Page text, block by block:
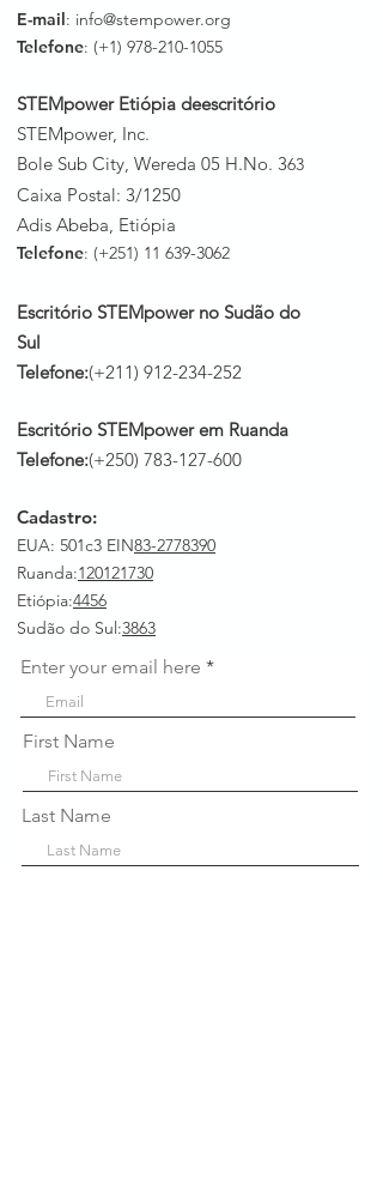
E-mail: info@stempower.org
Telefone: (+1) 978-210-1055
STEMpower Etiópia deescritório
STEMpower, Inc.
Bole Sub City, Wereda 05 H.No. 363
Caixa Postal: 3/1250
Adis Abeba, Etiópia
Telefone: (+251) 11 639-3062
Escritório STEMpower no Sudão do
Sul
Telefone:(+211) 912-234-252
Escritório STEMpower em Ruanda
Telefone:(+250) 783-127-600
Cadastro:
EUA: 501c3 EIN83-2778390
Ruanda:120121730
Etiópia:4456
Sudão do Sul:3863
Enter your email here
First Name
Last Name